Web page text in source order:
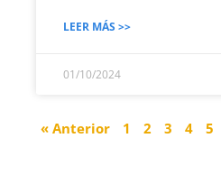
LEER MÁS >>
01/10/2024
« Anterior 1 2 3 4 5